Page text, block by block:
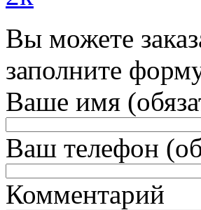
Вы можете
заполните
Ваше имя
Ваш телефон
Комментарий